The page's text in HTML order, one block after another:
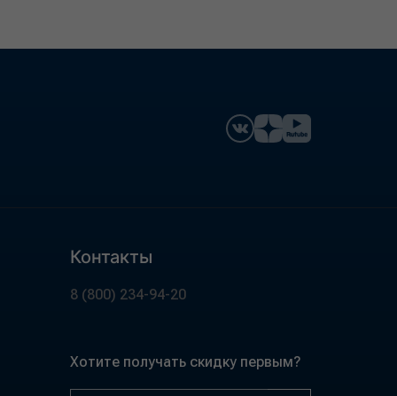
Контакты
8 (800) 234-94-20
Хотите получать скидку первым?